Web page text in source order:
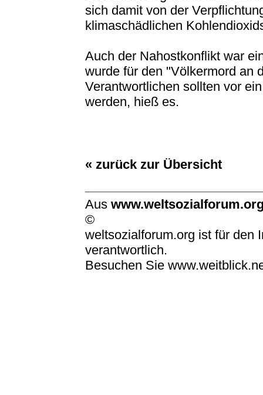
sich damit von der
klimaschädlichen
Auch der Nahostkonflikt war
wurde für den "Völkermord an
Verantwortlichen sollten vor
werden, hieß es.
« zurück zur Übersicht
Aus
©
weltsozialforum.org ist für den
verantwortlich.
Besuchen Sie